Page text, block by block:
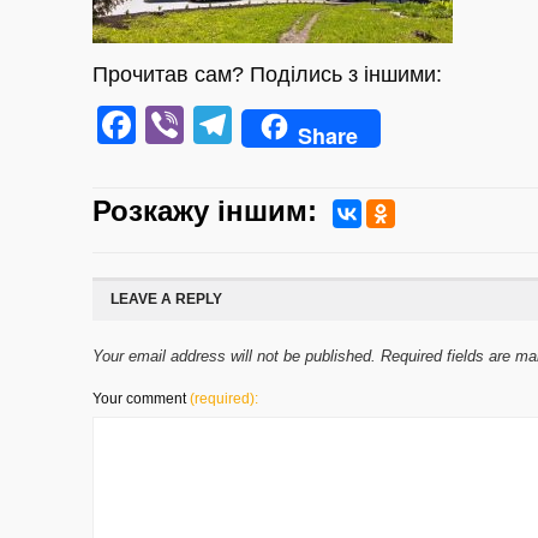
Прочитав сам? Поділись з іншими:
Facebook
ViberTelegram
Share
Розкажу iншим:
LEAVE A REPLY
Your email address will not be published. Required fields are
Your comment(required):